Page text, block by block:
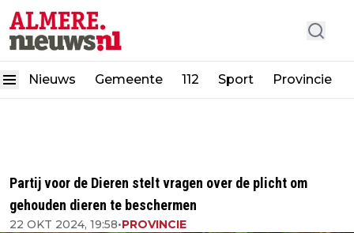
Nieuws Gemeente 112 Sport Provincie
Partij voor de Dieren stelt vragen over de plicht om
gehouden dieren te beschermen
22 OKT 2024, 19:58•PROVINCIE